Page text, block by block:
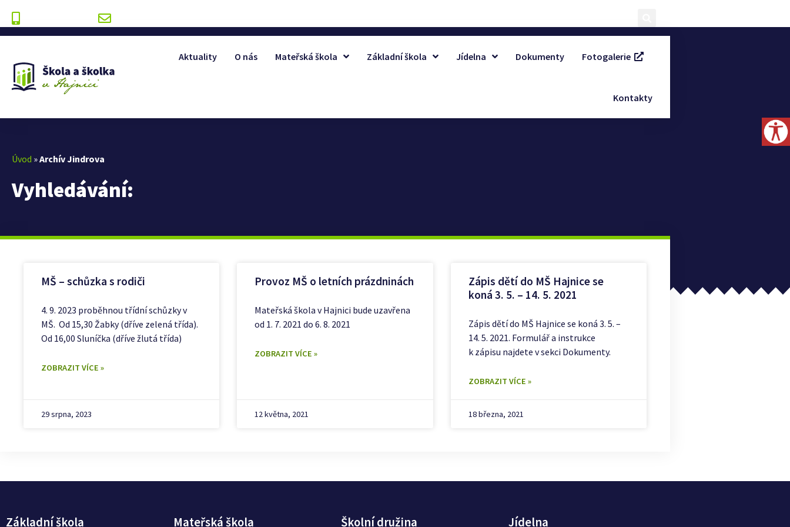
Aktuality O nás Mateřská škola Základní škola Jídelna Dokumenty Fotogalerie
Kontakty
Úvod »Archív Jindrova
Vyhledávání:
MŠ – schůzka s rodiči
4. 9. 2023 proběhnou třídní schůzky v
MŠ. Od 15,30 Žabky (dříve zelená třída).
Od 16,00 Sluníčka (dříve žlutá třída)
ZOBRAZIT VÍCE »
29 srpna, 2023
Provoz MŠ o letních prázdninách
Mateřská škola v Hajnici bude uzavřena
od 1. 7. 2021 do 6. 8. 2021
ZOBRAZIT VÍCE »
12 května, 2021
Zápis dětí do MŠ Hajnice se
koná 3. 5. – 14. 5. 2021
Zápis dětí do MŠ Hajnice se koná 3. 5. –
14. 5. 2021. Formulář a instrukce
k zápisu najdete v sekci Dokumenty.
ZOBRAZIT VÍCE »
18 března, 2021
Základní škola Mateřská škola Školní družina Jídelna